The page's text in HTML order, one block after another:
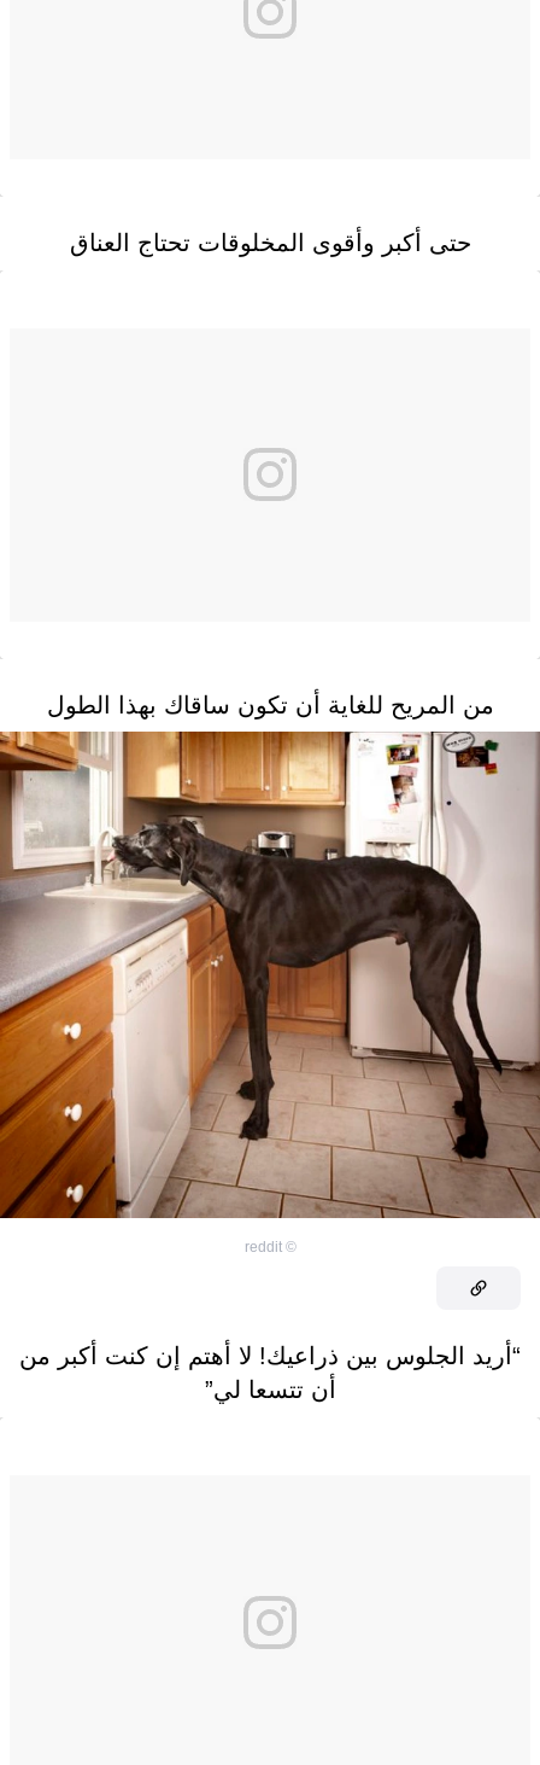
حتى أكبر وأقوى المخلوقات تحتاج العناق
من المريح للغاية أن تكون ساقاك بهذا الطول
©
reddit
“أريد الجلوس بين ذراعيك! لا أهتم إن كنت أكبر من
أن تتسعا لي”